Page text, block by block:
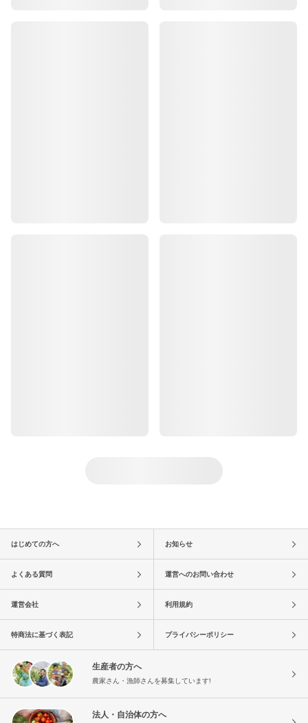
はじめての方へ お知らせ
よくある質問 運営へのお問い合わせ
運営会社 利用規約
特商法に基づく表記 プライバシーポリシー
生産者の方へ
農家さん・漁師さんを募集しています!
法人・自治体の方へ